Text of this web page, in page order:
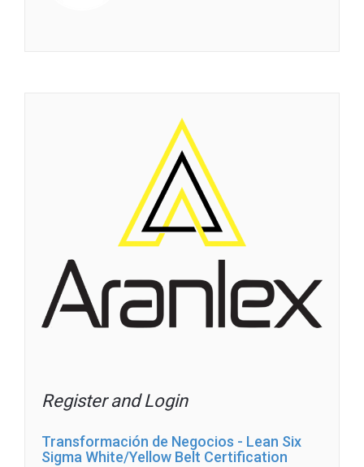
Register and Login
Transformación de Negocios - Lean Six
Sigma White/Yellow Belt Certification